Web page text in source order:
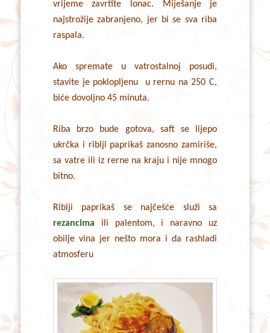
vrijeme zavrtite lonac. Miješanje je
najstrožije zabranjeno, jer bi se sva riba
raspala.
Ako spremate u vatrostalnoj posudi,
stavite je poklopljenu u rernu na 250 C,
biće dovoljno 45 minuta.
Riba brzo bude gotova, saft se lijepo
ukrčka i riblji paprikaš zanosno zamiriše,
sa vatre ili iz rerne na kraju i nije mnogo
bitno.
Riblji paprikaš se najčešće služi sa
rezancima ili palentom, i naravno uz
obilje vina jer nešto mora i da rashladi
atmosferu